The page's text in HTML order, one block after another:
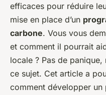
Olivier•30 décembre 2023•
efficaces pour réduire
mise en place d’un
carbone. Vous vous
et comment il pourrait
locale ? Pas de
ce sujet. Cet article a
comment développer un